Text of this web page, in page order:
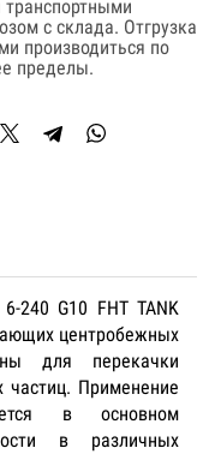
транспортными
с склада. Отгрузка
производиться по
пределы.
240 G10 FHT TANK
центробежных
для перекачки
Применение
в основном
в различных